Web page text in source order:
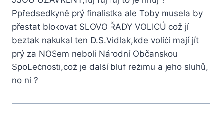
Ppředsedkyně prý finalistka ale Toby musela by
přestat blokovat SLOVO ŘADY VOLICÚ což jí
beztak nakukal ten D.S.Vidlak,kde voliči mají jít
prý za NOSem neboli Národní Občanskou
SpoLečnosti,což je další bluf režimu a jeho sluhů,
no ni ?